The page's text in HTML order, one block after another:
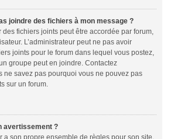
joindre des fichiers à mon message ?
des fichiers joints peut être accordée par forum,
L’administrateur peut ne pas avoir
joints pour le forum dans lequel vous postez,
groupe peut en joindre. Contactez
ne savez pas pourquoi vous ne pouvez pas
sur un forum.
avertissement ?
a son propre ensemble de règles pour son site.